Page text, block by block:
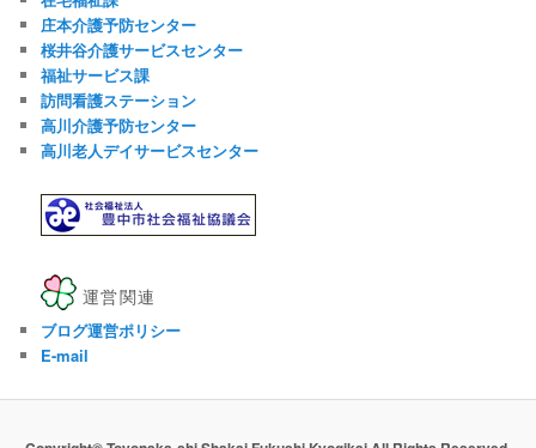
庄本介護予防センター
桜井谷介護サービスセンター
福祉サービス課
訪問看護ステーション
高川介護予防センター
高川老人デイサービスセンター
運営関連
ブログ運営ポリシー
E-mail